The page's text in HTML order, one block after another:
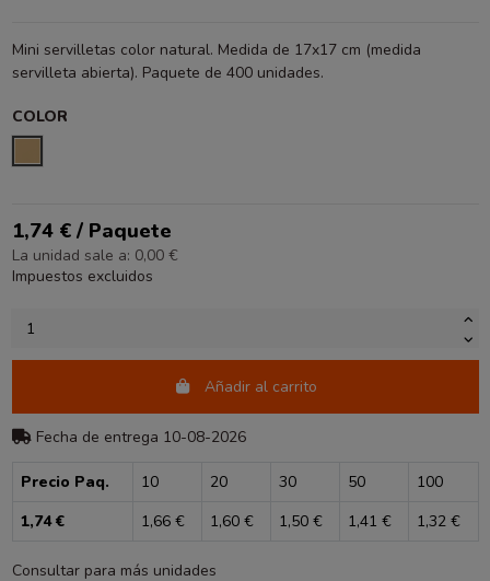
Mini servilletas color natural. Medida de 17x17 cm (medida
servilleta abierta). Paquete de 400 unidades.
COLOR
1,74 € / Paquete
La unidad sale a: 0,00 €
Impuestos excluidos
Añadir al carrito
Fecha de entrega 10-08-2026
Precio Paq. 10 20 30 50
100
1,74 €
1,66 € 1,60 € 1,50 € 1,41 € 1,32 €
Consultar para más unidades